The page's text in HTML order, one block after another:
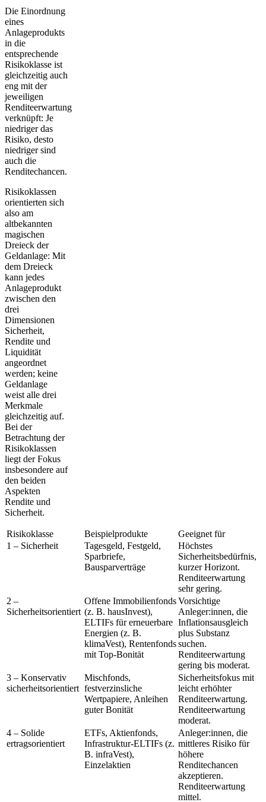
Die Einordnung
eines
Anlageprodukts
in die
entsprechende
Risikoklasse ist
gleichzeitig auch
eng mit der
jeweiligen
Renditeerwartung
verknüpft: Je
niedriger das
Risiko, desto
niedriger sind
auch die
Renditechancen.
Risikoklassen
orientierten sich
also am
altbekannten
magischen
Dreieck der
Geldanlage: Mit
dem Dreieck
kann jedes
Anlageprodukt
zwischen den
drei
Dimensionen
Sicherheit,
Rendite und
Liquidität
angeordnet
werden; keine
Geldanlage
weist alle drei
Merkmale
gleichzeitig auf.
Bei der
Betrachtung der
Risikoklassen
liegt der Fokus
insbesondere auf
den beiden
Aspekten
Rendite und
Sicherheit.
Risikoklasse Beispielprodukte
Geeignet für
1 – Sicherheit
Tagesgeld, Festgeld,
Sparbriefe,
Bausparverträge
Höchstes
Sicherheitsbedürfnis,
kurzer Horizont.
Renditeerwartung
sehr gering.
2 –
Sicherheitsorientiert
Offene Immobilienfonds
(z. B. hausInvest),
ELTIFs für erneuerbare
Energien (z. B.
klimaVest), Rentenfonds
mit Top-Bonität
Vorsichtige
Anleger:innen, die
Inflationsausgleich
plus Substanz
suchen.
Renditeerwartung
gering bis moderat.
3 – Konservativ
sicherheitsorientiert
Mischfonds,
festverzinsliche
Wertpapiere, Anleihen
guter Bonität
Sicherheitsfokus mit
leicht erhöhter
Renditeerwartung.
Renditeerwartung
moderat.
4 – Solide
ertragsorientiert
ETFs, Aktienfonds,
Infrastruktur-ELTIFs (z.
B. infraVest),
Einzelaktien
Anleger:innen, die
mittleres Risiko für
höhere
Renditechancen
akzeptieren.
Renditeerwartung
mittel.